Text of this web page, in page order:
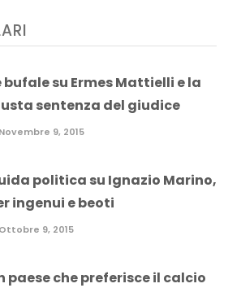
bufale su Ermes Mattielli e la
sentenza del giudice
Novembre 9, 2015
politica su Ignazio Marino,
ingenui e beoti
Ottobre 9, 2015
paese che preferisce il calcio